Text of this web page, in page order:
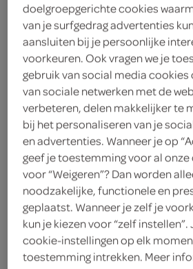
4.
75
220 Gram
Let op: aanbiedingen zijn niet
producten, maar worden wél
verwerkt in de winkelmand.
doelgroepgerichte cookies
van je surfgedrag advertenties
aansluiten bij je persoonlijke
voorkeuren. Ook vragen we je
gebruik van social media
van sociale netwerken met de
verbeteren, delen makkelijker te
bij het personaliseren van je
en advertenties. Wanneer je op
geef je toestemming voor al onze
voor “Weigeren”? Dan worden
noodzakelijke, functionele en
geplaatst. Wanneer je zelf je
kun je kiezen voor “zelf instellen”.
cookie-instellingen op elk
toestemming intrekken. Meer